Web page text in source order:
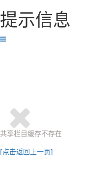
提示信息
共享栏目缓存不存在
[点击返回上一页]